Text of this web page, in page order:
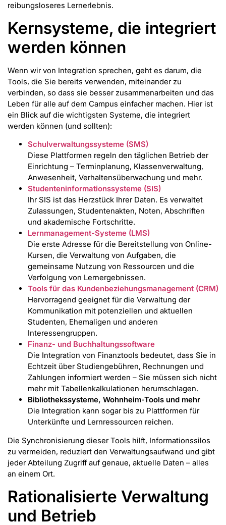
reibungsloseres Lernerlebnis.
Kernsysteme, die integriert
werden können
Wenn wir von Integration sprechen, geht es darum, die
Tools, die Sie bereits verwenden, miteinander zu
verbinden, so dass sie besser zusammenarbeiten und das
Leben für alle auf dem Campus einfacher machen. Hier ist
ein Blick auf die wichtigsten Systeme, die integriert
werden können (und sollten):
Schulverwaltungssysteme (SMS)
Diese Plattformen regeln den täglichen Betrieb der
Einrichtung – Terminplanung, Klassenverwaltung,
Anwesenheit, Verhaltensüberwachung und mehr.
Studenteninformationssysteme (SIS)
Ihr SIS ist das Herzstück Ihrer Daten. Es verwaltet
Zulassungen, Studentenakten, Noten, Abschriften
und akademische Fortschritte.
Lernmanagement-Systeme (LMS)
Die erste Adresse für die Bereitstellung von Online-
Kursen, die Verwaltung von Aufgaben, die
gemeinsame Nutzung von Ressourcen und die
Verfolgung von Lernergebnissen.
Tools für das Kundenbeziehungsmanagement (CRM)
Hervorragend geeignet für die Verwaltung der
Kommunikation mit potenziellen und aktuellen
Studenten, Ehemaligen und anderen
Interessengruppen.
Finanz- und Buchhaltungssoftware
Die Integration von Finanztools bedeutet, dass Sie in
Echtzeit über Studiengebühren, Rechnungen und
Zahlungen informiert werden – Sie müssen sich nicht
mehr mit Tabellenkalkulationen herumschlagen.
Bibliothekssysteme, Wohnheim-Tools und mehr
Die Integration kann sogar bis zu Plattformen für
Unterkünfte und Lernressourcen reichen.
Die Synchronisierung dieser Tools hilft, Informationssilos
zu vermeiden, reduziert den Verwaltungsaufwand und gibt
jeder Abteilung Zugriff auf genaue, aktuelle Daten – alles
an einem Ort.
Rationalisierte Verwaltung
und Betrieb